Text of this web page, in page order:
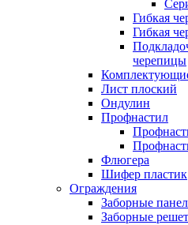
Гибкая
Гибкая
черепицы
Лист плоский
Ондулин
Профнастил
Флюгера
Шифер пластик
Ограждения
Заборные
Заборные